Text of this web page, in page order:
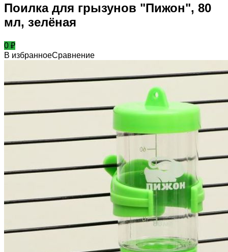
Поилка для грызунов "Пижон", 80
мл, зелёная
0 ₽
В избранноеСравнение